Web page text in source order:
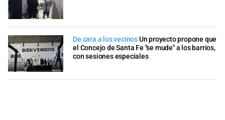
De cara a los vecinosUn proyecto propone que
el Concejo de Santa Fe "se mude" a los barrios,
con sesiones especiales